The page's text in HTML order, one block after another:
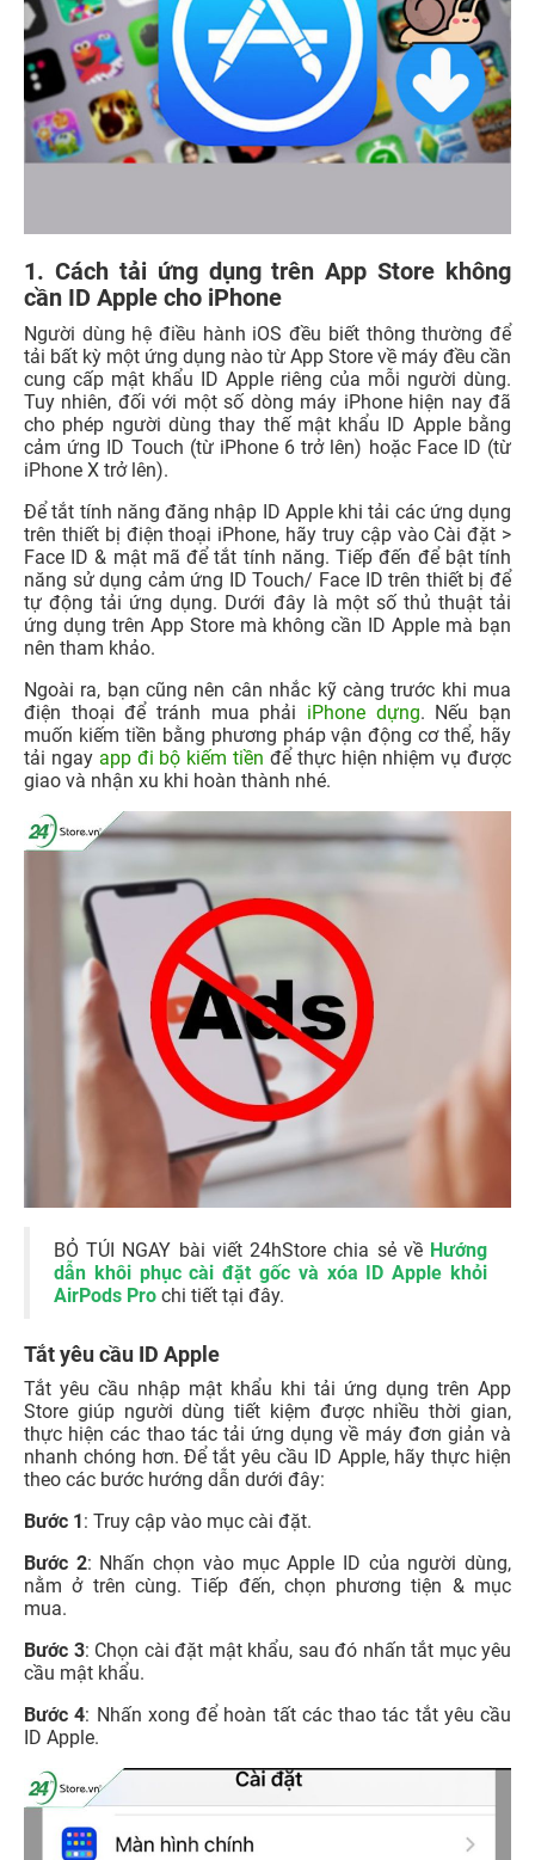
1. Cách tải ứng dụng trên App Store không
cần ID Apple cho iPhone
Người dùng hệ điều hành iOS đều biết thông thường để
tải bất kỳ một ứng dụng nào từ App Store về máy đều cần
cung cấp mật khẩu ID Apple riêng của mỗi người dùng.
Tuy nhiên, đối với một số dòng máy iPhone hiện nay đã
cho phép người dùng thay thế mật khẩu ID Apple bằng
cảm ứng ID Touch (từ iPhone 6 trở lên) hoặc Face ID (từ
iPhone X trở lên).
Để tắt tính năng đăng nhập ID Apple khi tải các ứng dụng
trên thiết bị điện thoại iPhone, hãy truy cập vào Cài đặt >
Face ID & mật mã để tắt tính năng. Tiếp đến để bật tính
năng sử dụng cảm ứng ID Touch/ Face ID trên thiết bị để
tự động tải ứng dụng. Dưới đây là một số thủ thuật tải
ứng dụng trên App Store mà không cần ID Apple mà bạn
nên tham khảo.
Ngoài ra, bạn cũng nên cân nhắc kỹ càng trước khi mua
điện thoại để tránh mua phải iPhone dựng. Nếu bạn
muốn kiếm tiền bằng phương pháp vận động cơ thể, hãy
tải ngay app đi bộ kiếm tiền để thực hiện nhiệm vụ được
giao và nhận xu khi hoàn thành nhé.
BỎ TÚI NGAY bài viết 24hStore chia sẻ về Hướng
dẫn khôi phục cài đặt gốc và xóa ID Apple khỏi
AirPods Pro chi tiết tại đây.
Tắt yêu cầu ID Apple
Tắt yêu cầu nhập mật khẩu khi tải ứng dụng trên App
Store giúp người dùng tiết kiệm được nhiều thời gian,
thực hiện các thao tác tải ứng dụng về máy đơn giản và
nhanh chóng hơn. Để tắt yêu cầu ID Apple, hãy thực hiện
theo các bước hướng dẫn dưới đây:
Bước 1: Truy cập vào mục cài đặt.
Bước 2: Nhấn chọn vào mục Apple ID của người dùng,
nằm ở trên cùng. Tiếp đến, chọn phương tiện & mục
mua.
Bước 3: Chọn cài đặt mật khẩu, sau đó nhấn tắt mục yêu
cầu mật khẩu.
Bước 4: Nhấn xong để hoàn tất các thao tác tắt yêu cầu
ID Apple.